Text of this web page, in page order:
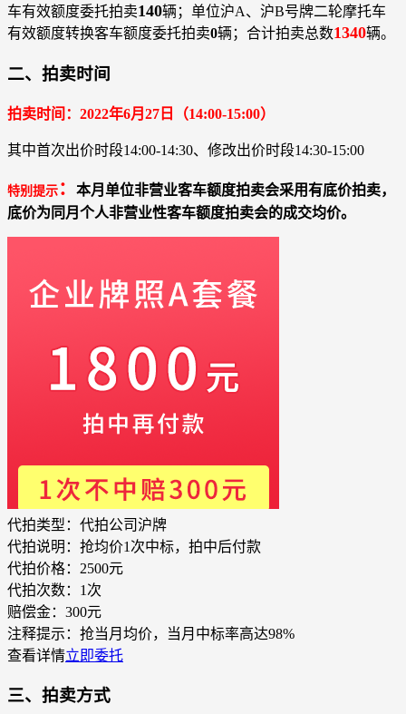
车有效额度委托拍卖140辆；单位沪A、沪B号牌二轮摩托车
有效额度转换客车额度委托拍卖0辆；合计拍卖总数1340辆。
二、拍卖时间
拍卖时间：2022年6月27日（14:00-15:00）
其中首次出价时段14:00-14:30、修改出价时段14:30-15:00
特别提示 ：
本月单位非营业客车额度拍卖会采用有底价拍卖，
底价为同月个人非营业性客车额度拍卖会的成交均价。
代拍类型： 代拍公司沪牌
代拍说明： 抢均价1次中标，拍中后付款
代拍价格： 2500元
代拍次数： 1次
赔偿金： 300元
注释提示： 抢当月均价，当月中标率高达98%
查看详情立即委托
三、拍卖方式